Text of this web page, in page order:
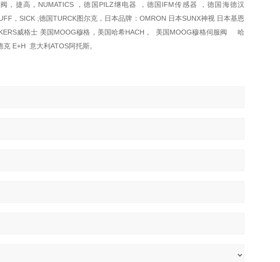
，捷高，NUMATICS ，德国PILZ继电器 ，德国IFM传感器 ，德国海德汉
，SICK ;德国TURCK图尔克，日本品牌：OMRON 日本SUNX神视 日本基恩
威格士 美国MOOG穆格，美国哈希HACH， 美国MOOG穆格伺服阀 哈
E+H 意大利ATOS阿托斯。